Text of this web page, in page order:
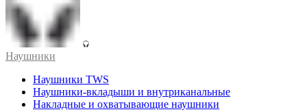
Наушники
Наушники TWS
Наушники-вкладыши и внутриканальные
Накладные и охватывающие наушники